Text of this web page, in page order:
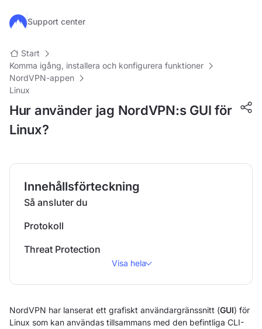
Hoppa till huvudinnehåll
Support center
Start
Komma igång, installera och konfigurera funktioner
NordVPN-appen
Linux
Hur använder jag NordVPN:s GUI för
Linux?
Innehållsförteckning
Så ansluter du
Protokoll
Threat Protection
Visa hela
NordVPN har lanserat ett grafiskt användargränssnitt (GUI) för
Linux som kan användas tillsammans med den befintliga CLI-